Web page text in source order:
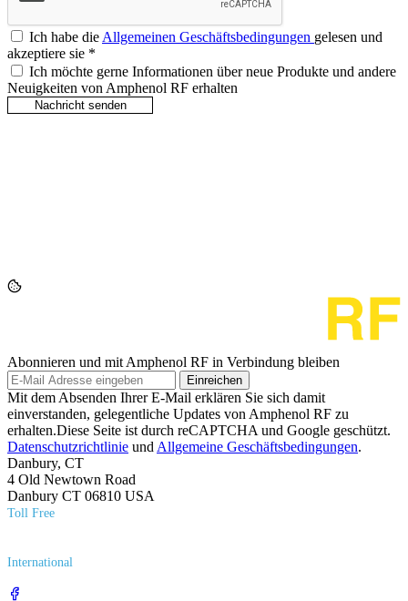
Ich habe dieAllgemeinen Geschäftsbedingungen gelesen und
akzeptiere sie *
Ich möchte gerne Informationen über neue Produkte und andere
Neuigkeiten von Amphenol RF erhalten
Abonnieren und mit Amphenol RF in Verbindung bleiben
Einreichen
Mit dem Absenden Ihrer E-Mail erklären Sie sich damit
einverstanden, gelegentliche Updates von Amphenol RF zu
erhalten.Diese Seite ist durch reCAPTCHA und Google geschützt.
Datenschutzrichtlinie und Allgemeine Geschäftsbedingungen.
Danbury, CT
4 Old Newtown Road
Danbury CT 06810 USA
Toll Free
International